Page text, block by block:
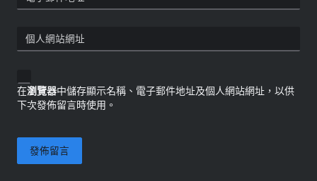
個人網站網址
在瀏覽器中儲存顯示名稱、電子郵件地址及個人網站網址，以供
下次發佈留言時使用。